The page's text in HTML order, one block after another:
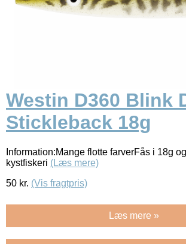
Westin D360 Blink
Stickleback 18g
Information:Mange flotte farverFås i 18g
kystfiskeri (Læs mere)
50 kr. (Vis fragtpris)
Læs mere »